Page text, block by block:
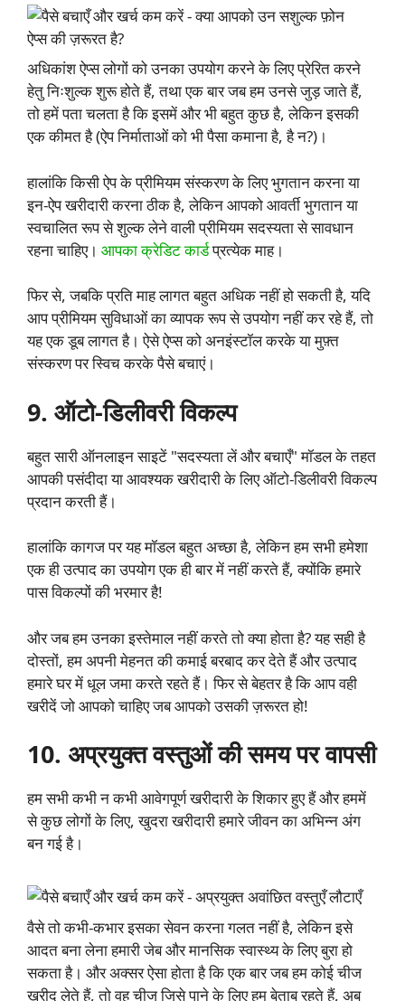
अधिकांश ऐप्स लोगों को उनका उपयोग करने के लिए प्रेरित करने
हेतु निःशुल्क शुरू होते हैं, तथा एक बार जब हम उनसे जुड़ जाते हैं,
तो हमें पता चलता है कि इसमें और भी बहुत कुछ है, लेकिन इसकी
एक कीमत है (ऐप निर्माताओं को भी पैसा कमाना है, है न?)।
हालांकि किसी ऐप के प्रीमियम संस्करण के लिए भुगतान करना या
इन-ऐप खरीदारी करना ठीक है, लेकिन आपको आवर्ती भुगतान या
स्वचालित रूप से शुल्क लेने वाली प्रीमियम सदस्यता से सावधान
रहना चाहिए। आपका क्रेडिट कार्डप्रत्येक माह।
फिर से, जबकि प्रति माह लागत बहुत अधिक नहीं हो सकती है, यदि
आप प्रीमियम सुविधाओं का व्यापक रूप से उपयोग नहीं कर रहे हैं, तो
यह एक डूब लागत है। ऐसे ऐप्स को अनइंस्टॉल करके या मुफ़्त
संस्करण पर स्विच करके पैसे बचाएं।
9. ऑटो-डिलीवरी विकल्प
बहुत सारी ऑनलाइन साइटें "सदस्यता लें और बचाएँ" मॉडल के तहत
आपकी पसंदीदा या आवश्यक खरीदारी के लिए ऑटो-डिलीवरी विकल्प
प्रदान करती हैं।
हालांकि कागज पर यह मॉडल बहुत अच्छा है, लेकिन हम सभी हमेशा
एक ही उत्पाद का उपयोग एक ही बार में नहीं करते हैं, क्योंकि हमारे
पास विकल्पों की भरमार है!
और जब हम उनका इस्तेमाल नहीं करते तो क्या होता है? यह सही है
दोस्तों, हम अपनी मेहनत की कमाई बरबाद कर देते हैं और उत्पाद
हमारे घर में धूल जमा करते रहते हैं। फिर से बेहतर है कि आप वही
खरीदें जो आपको चाहिए जब आपको उसकी ज़रूरत हो!
10. अप्रयुक्त वस्तुओं की समय पर वापसी
हम सभी कभी न कभी आवेगपूर्ण खरीदारी के शिकार हुए हैं और हममें
से कुछ लोगों के लिए, खुदरा खरीदारी हमारे जीवन का अभिन्न अंग
बन गई है।
वैसे तो कभी-कभार इसका सेवन करना गलत नहीं है, लेकिन इसे
आदत बना लेना हमारी जेब और मानसिक स्वास्थ्य के लिए बुरा हो
सकता है। और अक्सर ऐसा होता है कि एक बार जब हम कोई चीज
खरीद लेते हैं, तो वह चीज जिसे पाने के लिए हम बेताब रहते हैं, अब